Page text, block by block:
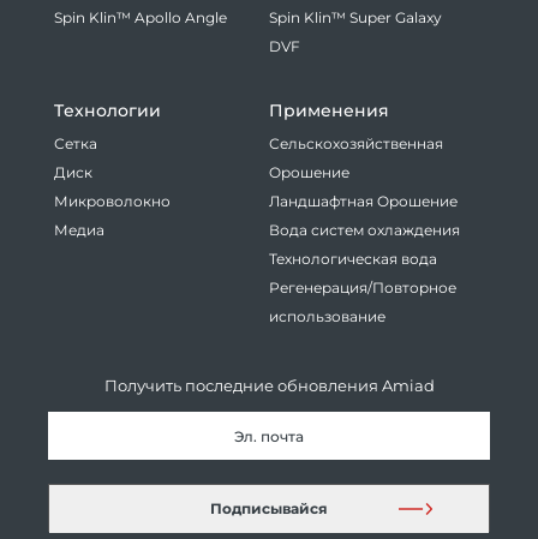
Spin Klin™ Apollo Angle
Spin Klin™ Super Galaxy
DVF
Tехнологии
Сетка
Диск
Микроволокно
Медиа
Применения
Сельскохозяйственная
Oрошение
Ландшафтная Oрошение
Вода систем охлаждения
Технологическая вода
Регенерация/Повторное
использование
Получить последние обновления Amiad